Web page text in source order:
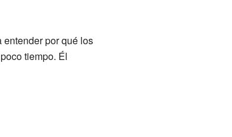
por qué los
tiempo. Él